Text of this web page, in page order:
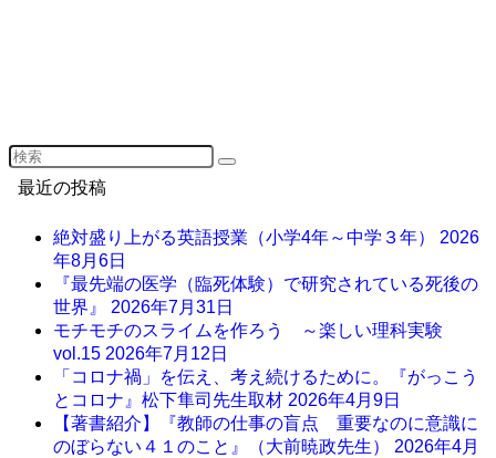
最近の投稿
絶対盛り上がる英語授業（小学4年～中学３年） 2026
年8月6日
『最先端の医学（臨死体験）で研究されている死後の
世界』 2026年7月31日
モチモチのスライムを作ろう ～楽しい理科実験
vol.15 2026年7月12日
「コロナ禍」を伝え、考え続けるために。『がっこう
とコロナ』松下隼司先生取材 2026年4月9日
【著書紹介】『教師の仕事の盲点 重要なのに意識に
のぼらない４１のこと』（大前暁政先生） 2026年4月